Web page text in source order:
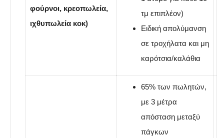
φούρνοι, κρεοπωλεία,
ιχθυπωλεία κοκ)
τμ επιπλέον)
Ειδική απολύμανση
σε τροχήλατα και μη
καρότσια/καλάθια
65% των πωλητών,
με 3 μέτρα
απόσταση μεταξύ
πάγκων